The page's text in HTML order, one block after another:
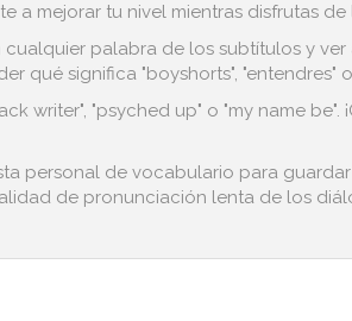
a mejorar tu nivel mientras disfrutas de
palabra de los subtítulos y ver
qué significa "boyshorts", "entendres" o
writer", "psyched up" o "my name be".
personal de vocabulario para
de pronunciación lenta de los